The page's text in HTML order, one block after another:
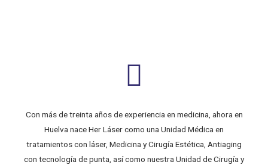
Con más de treinta años de experiencia en medicina, ahora en
Huelva nace Her Láser como una Unidad Médica en
tratamientos con láser, Medicina y Cirugía Estética, Antiaging
con tecnología de punta, así como nuestra Unidad de Cirugía y